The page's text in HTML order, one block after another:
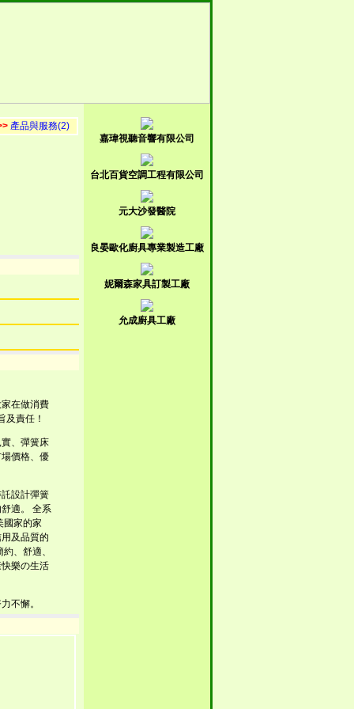
產品與服務(2)
在做消費
及責任！
、彈簧床
價格、優
設計彈簧
適。 全系
國家的家
及品質的
、舒適、
樂の生活
不懈。
嘉瑋視聽音響有限公司
台北百貨空調工程有限公司
元大沙發醫院
良晏歐化廚具專業製造工廠
妮爾森家具訂製工廠
允成廚具工廠